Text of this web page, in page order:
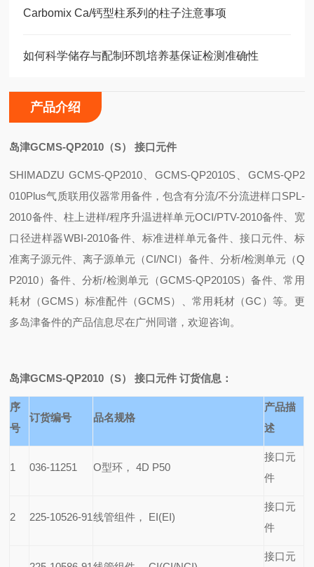
Carbomix Ca/钙型柱系列的柱子注意事项
如何科学储存与配制环凯培养基保证检测准确性
产品介绍
岛津GCMS-QP2010（S） 接口元件
SHIMADZU GCMS-QP2010、GCMS-QP2010S、GCMS-QP2
010Plus气质联用仪器常用备件，包含有分流/不分流进样口SPL-
2010备件、柱上进样/程序升温进样单元OCI/PTV-2010备件、宽
口径进样器WBI-2010备件、标准进样单元备件、接口元件、标
准离子源元件、离子源单元（CI/NCI）备件、分析/检测单元（Q
P2010）备件、分析/检测单元（GCMS-QP2010S）备件、常用
耗材（GCMS）标准配件（GCMS）、常用耗材（GC）等。更
多岛津备件的产品信息尽在广州同谱，欢迎咨询。
岛津GCMS-QP2010（S） 接口元件 订货信息：
序
号
订货编号 品名规格
产品描
述
1 036-11251 O型环， 4D P50
接口元
件
2 225-10526-91 线管组件， EI(EI)
接口元
件
接口元